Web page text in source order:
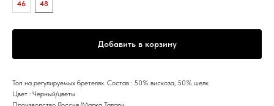
46
48
Добавить в корзину
Топ на регулируемых бретелях. Состав : 50% вискоза, 50% шелк
Цвет : Черный/цветы